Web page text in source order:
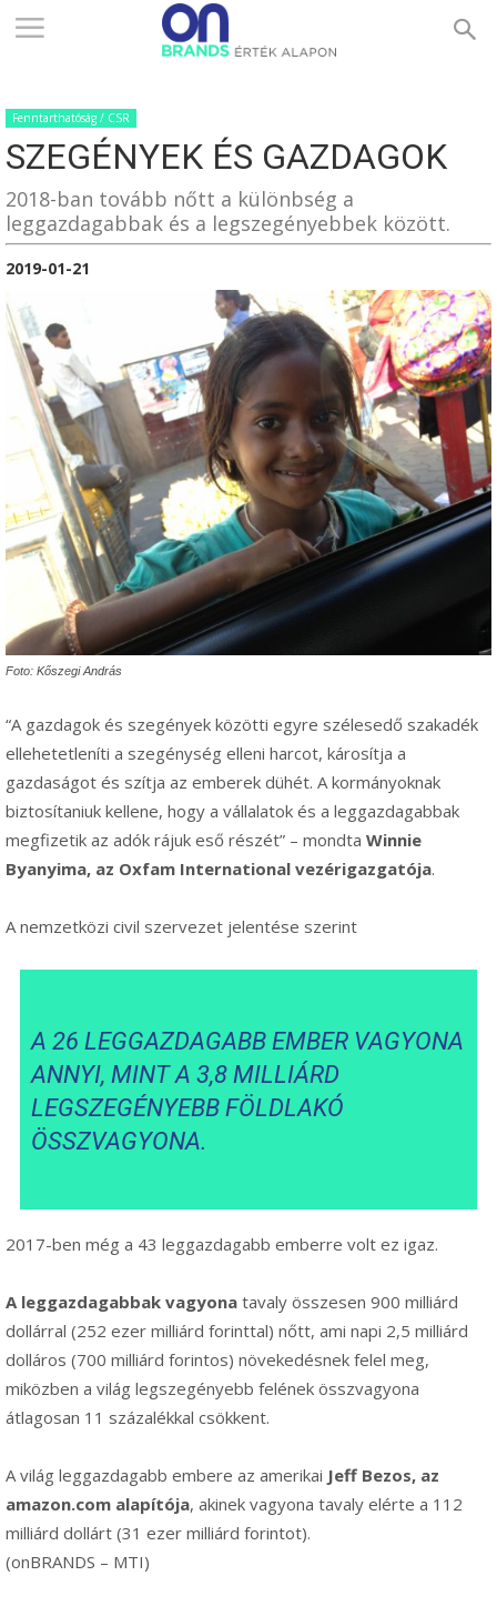
ONBRANDS
–
ÉRTÉK
ALAPON
Fenntarthatóság / CSR
SZEGÉNYEK ÉS GAZDAGOK
2018-ban tovább nőtt a különbség a
leggazdagabbak és a legszegényebbek között.
2019-01-21
Foto: Kőszegi András
“A gazdagok és szegények közötti egyre szélesedő szakadék
ellehetetleníti a szegénység elleni harcot, károsítja a
gazdaságot és szítja az emberek dühét. A kormányoknak
biztosítaniuk kellene, hogy a vállalatok és a leggazdagabbak
megfizetik az adók rájuk eső részét” – mondta Winnie
Byanyima, az Oxfam International vezérigazgatója.
A nemzetközi civil szervezet jelentése szerint
A 26 LEGGAZDAGABB EMBER VAGYONA
ANNYI, MINT A 3,8 MILLIÁRD
LEGSZEGÉNYEBB FÖLDLAKÓ
ÖSSZVAGYONA.
2017-ben még a 43 leggazdagabb emberre volt ez igaz.
A leggazdagabbak vagyona tavaly összesen 900 milliárd
dollárral (252 ezer milliárd forinttal) nőtt, ami napi 2,5 milliárd
dolláros (700 milliárd forintos) növekedésnek felel meg,
miközben a világ legszegényebb felének összvagyona
átlagosan 11 százalékkal csökkent.
A világ leggazdagabb embere az amerikai Jeff Bezos, az
amazon.com alapítója, akinek vagyona tavaly elérte a 112
milliárd dollárt (31 ezer milliárd forintot).
(onBRANDS – MTI)